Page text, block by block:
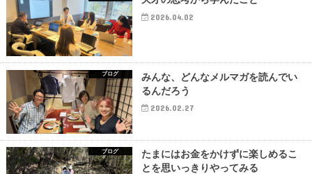
2026.04.02
ブログ
みんな、どんなメルマガを読んでい
るんだろう
2026.02.27
ブログ
たまにはお金をかけずに楽しめるこ
とを思いっきりやってみる